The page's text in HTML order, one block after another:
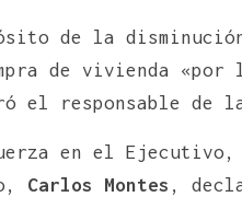
de la
de vivienda «por
el responsable
en el
Carlos Montes ,